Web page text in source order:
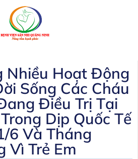
Nhiều Hoạt Động
Sống Các Cháu
Điều Trị Tại
Dịp Quốc Tế
6 Và Tháng
Vì Trẻ Em